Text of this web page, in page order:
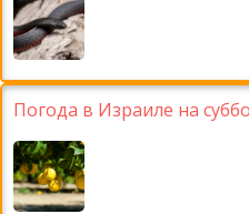
Погода в Израиле на